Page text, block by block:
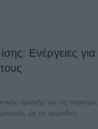
Ενέργειες για
αρωγής για τις περιοχές
με τις αρμόδιες